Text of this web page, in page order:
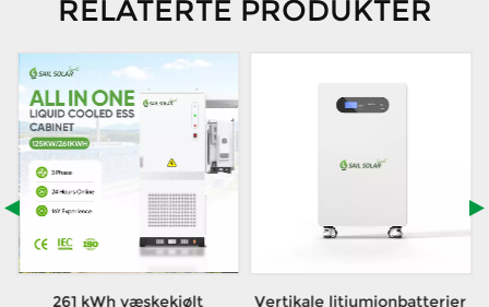
RELATERTE PRODUKTER
261 kWh væskekjølt
Vertikale litiumionbatterier